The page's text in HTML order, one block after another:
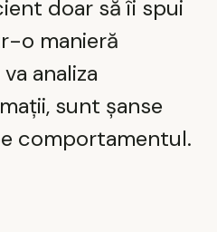
doar să îi spui
o manieră
analiza
sunt șanse
comportamentul.